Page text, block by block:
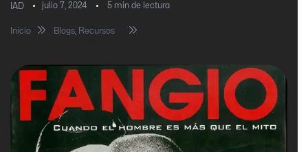
IAD julio 7, 2024 5 min de lectura
Inicio Blogs, Recursos